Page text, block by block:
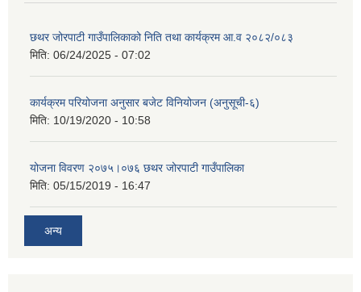
छथर जोरपाटी गाउँपालिकाको निति तथा कार्यक्रम आ.व २०८२/०८३
मिति: 06/24/2025 - 07:02
कार्यक्रम परियोजना अनुसार बजेट विनियोजन (अनुसूची-६)
मिति: 10/19/2020 - 10:58
योजना विवरण २०७५।०७६ छथर जोरपाटी गाउँपालिका
मिति: 05/15/2019 - 16:47
अन्य